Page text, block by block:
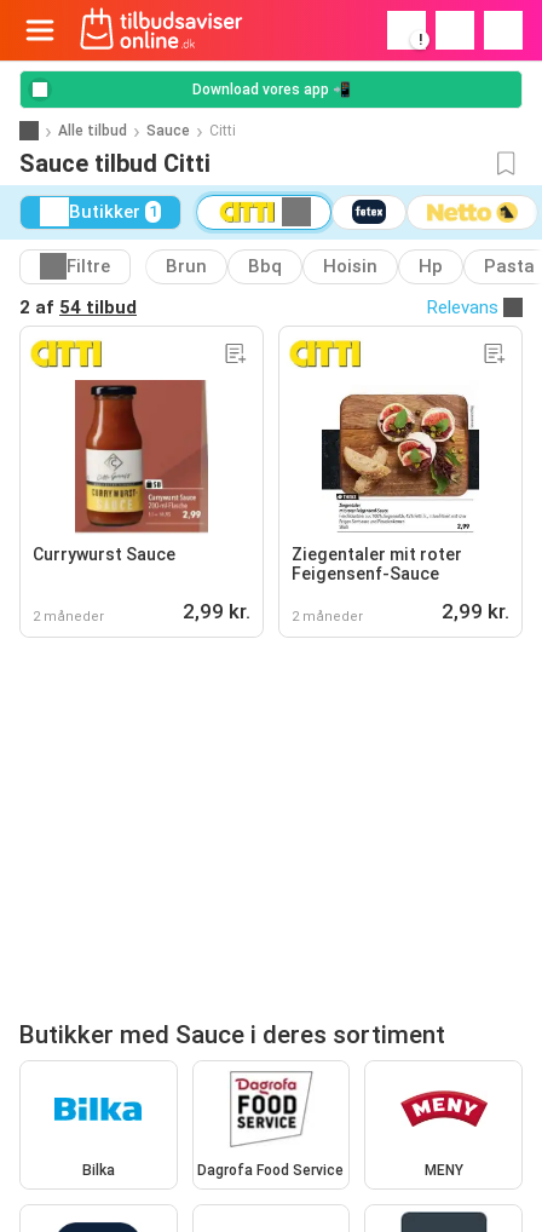
!
Download vores app 📲
Alle tilbud Sauce Citti
Sauce tilbud Citti
Butikker 1
Filtre Brun Bbq Hoisin Hp
Pasta
2 af 54 tilbud Relevans
Currywurst Sauce
2 måneder 2,99 kr.
Ziegentaler mit roter
Feigensenf-Sauce
2 måneder 2,99 kr.
Butikker med Sauce i deres sortiment
Bilka Dagrofa Food Service MENY